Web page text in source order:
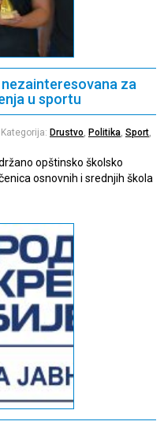
za
u sportu
Kategorija: Drustvo, Politika, Sport,
opštinsko školsko
osnovnih i srednjih škola